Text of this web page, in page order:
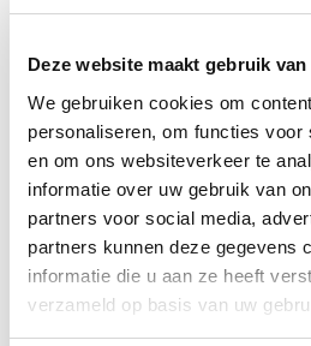
Deze website maakt gebruik
We gebruiken cookies om
personaliseren, om functies voor
en om ons websiteverkeer te
informatie over uw gebruik van
partners voor social media,
partners kunnen deze gegevens
informatie die u aan ze heeft
verzameld op basis van uw
dichtbij
Met 60+ verkooppunten in
met onze XL Travelcenters,
TravelXL@Home en deze
klaar.
• Ontzorgen van A-Z •
Bespaar tijd en stress
TravelXL